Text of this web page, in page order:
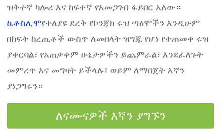
ዝቅተኛ ካሎሪ እና ከፍተኛ የአመጋገብ ፋይበር አለው።
ኬቶስሊሞየተለያዩ ደረቅ የኮንጃክ ሩዝ ጣዕሞችን እንዲሁም
በክፍት ከረጢቶች ውስጥ ለመበላት ዝግጁ የሆነ የተጠመቀ ሩዝ
ያቀርባል፣ የአጠቃቀም ሁኔታዎችን ይጨምራል፣ እንደፈለጉት
መምረጥ እና መግዛት ይችላሉ፣ ወይም ለማበጀት እኛን
ያነጋግሩን።
ለናሙናዎች እኛን ያግኙን